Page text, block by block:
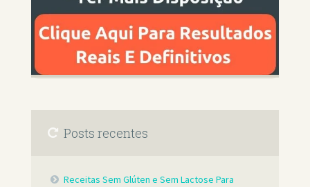
Posts recentes
Receitas Sem Glúten e Sem Lactose Para